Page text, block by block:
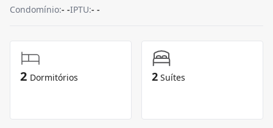
Condomínio:- -IPTU:- -
2 Dormitórios 2 Suítes